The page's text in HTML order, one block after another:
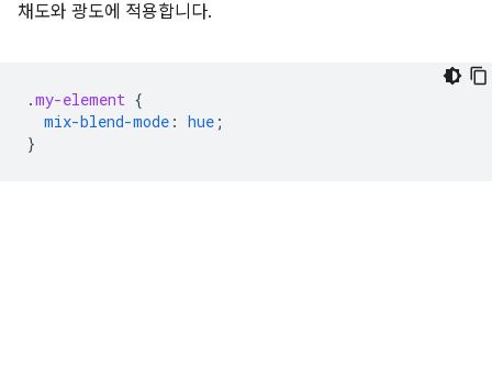
채도와 광도에 적용합니다.
.my-element {
mix-blend-mode : hue ;
}